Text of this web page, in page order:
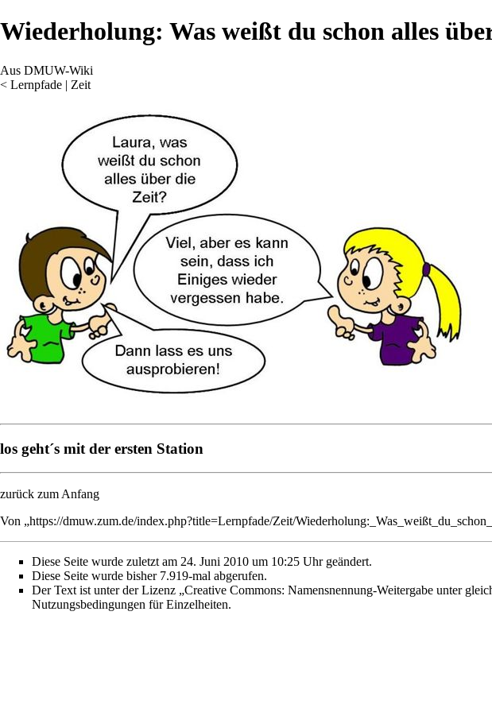
Wiederholung: Was weißt du schon alles
Aus DMUW-Wiki
< Lernpfade ‎ | Zeit
los geht´s mit der ersten Station
zurück zum Anfang
Von „https://dmuw.zum.de/index.php?title=Lernpfade/Zeit/
Diese Seite wurde zuletzt am 24. Juni 2010 um 10:25 Uhr geändert.
Diese Seite wurde bisher 7.919-mal abgerufen.
Der Text ist unter der Lizenz „Creative Commons: Namensnennung-Weitergabe unter
Nutzungsbedingungen für Einzelheiten.